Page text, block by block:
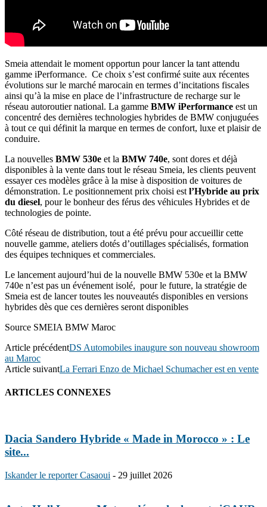
Smeia attendait le moment opportun pour lancer la tant attendu
gamme iPerformance. Ce choix s’est confirmé suite aux récentes
évolutions sur le marché marocain en termes d’incitations fiscales
ainsi qu’à la mise en place de l’infrastructure de recharge sur le
réseau autoroutier national. La gamme BMW iPerformance est un
concentré des dernières technologies hybrides de BMW conjuguées
à tout ce qui définit la marque en termes de confort, luxe et plaisir de
conduire.
La nouvelles BMW 530e et la BMW 740e, sont dores et déjà
disponibles à la vente dans tout le réseau Smeia, les clients peuvent
essayer ces modèles grâce à la mise à disposition de voitures de
démonstration. Le positionnement prix choisi est l’Hybride au prix
du diesel, pour le bonheur des férus des véhicules Hybrides et de
technologies de pointe.
Côté réseau de distribution, tout a été prévu pour accueillir cette
nouvelle gamme, ateliers dotés d’outillages spécialisés, formation
des équipes techniques et commerciales.
Le lancement aujourd’hui de la nouvelle BMW 530e et la BMW
740e n’est pas un événement isolé, pour le future, la stratégie de
Smeia est de lancer toutes les nouveautés disponibles en versions
hybrides dès que ces dernières seront disponibles
Source SMEIA BMW Maroc
Article précédentDS Automobiles inaugure son nouveau showroom
au Maroc
Article suivantLa Ferrari Enzo de Michael Schumacher est en vente
ARTICLES CONNEXES
Dacia Sandero Hybride « Made in Morocco » : Le
site...
Iskander le reporter Casaoui - 29 juillet 2026